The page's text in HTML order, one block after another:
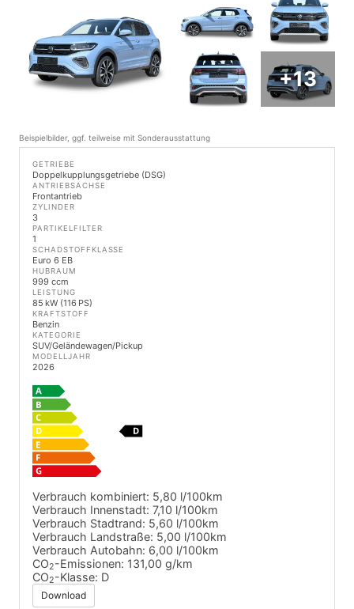
+13
Beispielbilder, ggf. teilweise mit Sonderausstattung
GETRIEBE
Doppelkupplungsgetriebe (DSG)
ANTRIEBSACHSE
Frontantrieb
ZYLINDER
3
PARTIKELFILTER
1
SCHADSTOFFKLASSE
Euro 6 EB
HUBRAUM
999 ccm
LEISTUNG
85 kW (116 PS)
KRAFTSTOFF
Benzin
KATEGORIE
SUV/Geländewagen/Pickup
MODELLJAHR
2026
Verbrauch kombiniert: 5,80 l/100km
Verbrauch Innenstadt: 7,10 l/100km
Verbrauch Stadtrand: 5,60 l/100km
Verbrauch Landstraße: 5,00 l/100km
Verbrauch Autobahn: 6,00 l/100km
CO2-Emissionen: 131,00 g/km
CO2-Klasse: D
Download